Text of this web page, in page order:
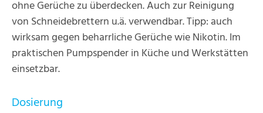
ohne Gerüche zu überdecken. Auch zur Reinigung
von Schneidebrettern u.ä. verwendbar. Tipp: auch
wirksam gegen beharrliche Gerüche wie Nikotin. Im
praktischen Pumpspender in Küche und Werkstätten
einsetzbar.
Dosierung